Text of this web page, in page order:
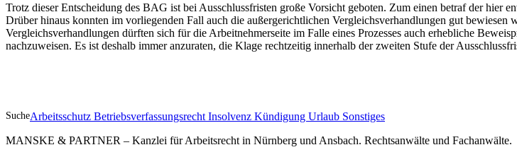
Trotz dieser Entscheidung des BAG ist bei Ausschlussfristen große Vorsicht geboten. Zum einen betraf der hier
Drüber hinaus konnten im vorliegenden Fall auch die außergerichtlichen Vergleichsverhandlungen gut
Vergleichsverhandlungen dürften sich für die Arbeitnehmerseite im Falle eines Prozesses auch erhebliche
nachzuweisen. Es ist deshalb immer anzuraten, die Klage rechtzeitig innerhalb der zweiten Stufe der
SucheArbeitsschutz Betriebsverfassungsrecht Insolvenz Kündigung Urlaub Sonstiges
MANSKE & PARTNER – Kanzlei für Arbeitsrecht in Nürnberg und Ansbach. Rechtsanwälte und Fachanwälte.